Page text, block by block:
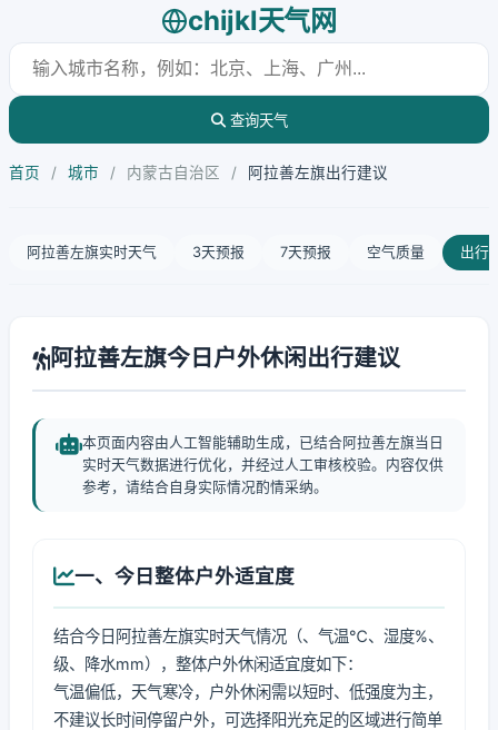
chijkl天气网
查询天气
首页 / 城市 / 内蒙古自治区 / 阿拉善左旗出行建议
阿拉善左旗实时天气 3天预报 7天预报 空气质量 出行
阿拉善左旗今日户外休闲出行建议
本页面内容由人工智能辅助生成，已结合阿拉善左旗当日
实时天气数据进行优化，并经过人工审核校验。内容仅供
参考，请结合自身实际情况酌情采纳。
一、今日整体户外适宜度
结合今日阿拉善左旗实时天气情况（、气温℃、湿度%、
级、降水mm），整体户外休闲适宜度如下：
气温偏低，天气寒冷，户外休闲需以短时、低强度为主，
不建议长时间停留户外，可选择阳光充足的区域进行简单